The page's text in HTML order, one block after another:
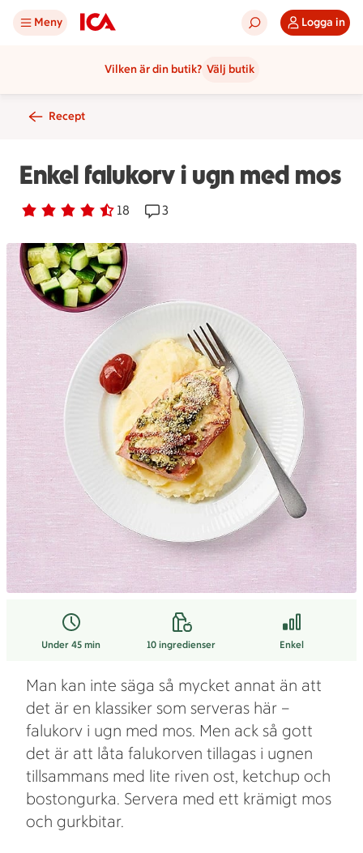
Meny Logga in
Vilken är din butik? Välj butik
Recept
Enkel falukorv i ugn med mos
Betyg 4.1 av 5. 18
18 personer har röstatReceptet har 3 kommentarer
3
Under 45 min 10ingredienser Enkel
Man kan inte säga så mycket annat än att
det är en klassiker som serveras här –
falukorv i ugn med mos. Men ack så gott
det är att låta falukorven tillagas i ugnen
tillsammans med lite riven ost, ketchup och
bostongurka. Servera med ett krämigt mos
och gurkbitar.